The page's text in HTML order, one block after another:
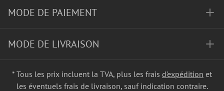
MODE DE PAIEMENT
MODE DE LIVRAISON
* Tous les prix incluent la TVA, plus les frais d'expédition et
les éventuels frais de livraison, sauf indication contraire.